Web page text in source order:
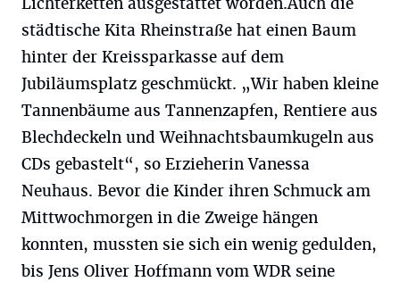
städtische Kita Rheinstraße hat einen Baum
hinter der Kreissparkasse auf dem
Jubiläumsplatz geschmückt. „Wir haben kleine
Tannenbäume aus Tannenzapfen, Rentiere aus
Blechdeckeln und Weihnachtsbaumkugeln aus
CDs gebastelt“, so Erzieherin Vanessa
Neuhaus. Bevor die Kinder ihren Schmuck am
Mittwochmorgen in die Zweige hängen
konnten, mussten sie sich ein wenig gedulden,
bis Jens Oliver Hoffmann vom WDR seine